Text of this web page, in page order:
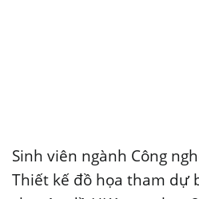
Sinh viên ngành Công
Thiết kế đồ họa tham dự